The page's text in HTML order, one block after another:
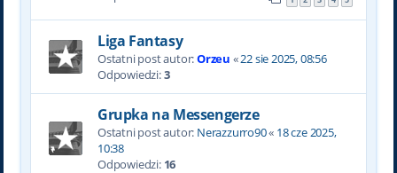
Liga Fantasy
Ostatni post autor:Orzeu «22 sie 2025, 08:56
Odpowiedzi:3
Grupka na Messengerze
Ostatni post autor: Nerazzurro90« 18 cze 2025,
10:38
Odpowiedzi: 16